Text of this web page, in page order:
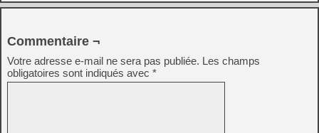
Commentaire ¬
Votre adresse e-mail ne sera pas publiée. Les champs
obligatoires sont indiqués avec *